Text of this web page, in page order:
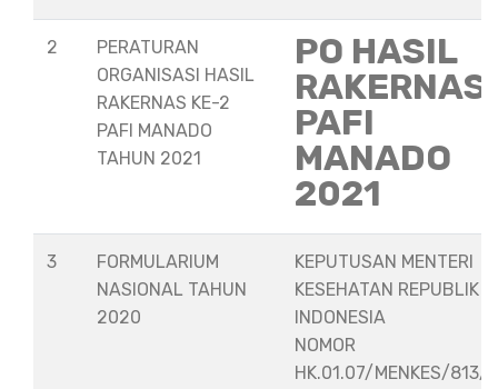
2
PERATURAN
ORGANISASI HASIL
RAKERNAS KE-2
PAFI MANADO
TAHUN 2021
PO HASIL
RAKERNAS
PAFI
MANADO
2021
3
FORMULARIUM
NASIONAL TAHUN
2020
KEPUTUSAN MENTERI
KESEHATAN REPUBLIK
INDONESIA
NOMOR
HK.01.07/MENKES/813/